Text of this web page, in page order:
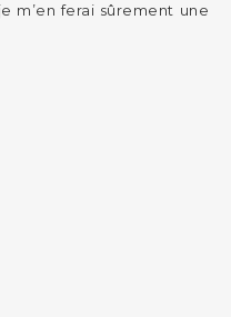
m’en ferai sûrement une